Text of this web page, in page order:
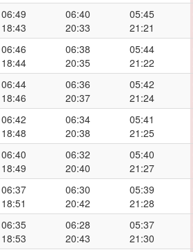
06:49
18:43
06:40
20:33
05:45
21:21
06:46
18:44
06:38
20:35
05:44
21:22
06:44
18:46
06:36
20:37
05:42
21:24
06:42
18:48
06:34
20:38
05:41
21:25
06:40
18:49
06:32
20:40
05:40
21:27
06:37
18:51
06:30
20:42
05:39
21:28
06:35
18:53
06:28
20:43
05:37
21:30